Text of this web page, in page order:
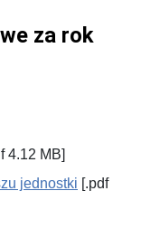
za rok
4.12 MB]
jednostki [.pdf